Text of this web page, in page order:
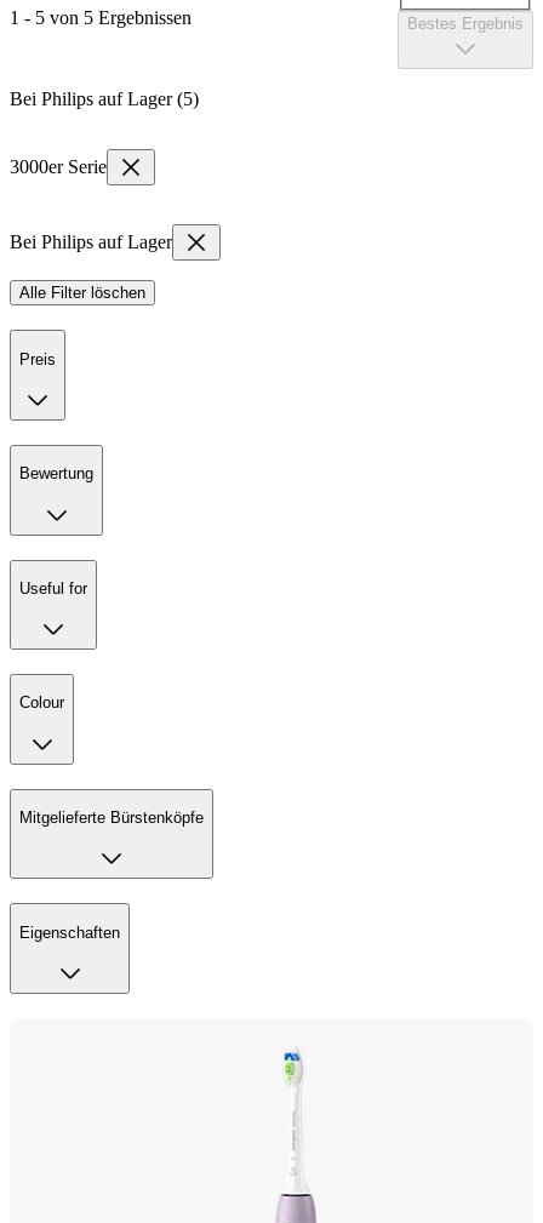
1 - 5 von 5 Ergebnissen Bestes Ergebnis
Bei Philips auf Lager (5)
3000er Serie
Bei Philips auf Lager
Alle Filter löschen
Preis
Bewertung
Useful for
Colour
Mitgelieferte Bürstenköpfe
Eigenschaften